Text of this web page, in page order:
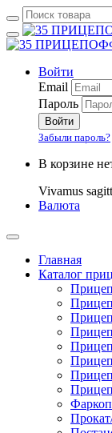
Войти
Email
Пароль
Войти
Забыли пароль?
В корзине
Vivamus
Валюта
Главная
Каталог